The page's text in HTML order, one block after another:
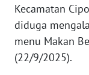
Kecamatan
diduga
menu Makan
(22/9/2025).
IKLAN
TENTANG